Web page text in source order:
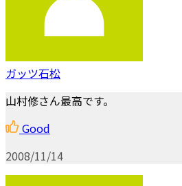
ガッツ石松
山村修さん最高です。
Good
2008/11/14